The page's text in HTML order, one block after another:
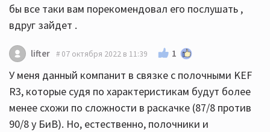
бы все таки вам порекомендовал его послушать ,
вдруг зайдет .
lifter 07 октября 2022 в 11:39 1
У меня данный компанит в связке с полочными KEF
R3, которые судя по характеристикам будут более
менее схожи по сложности в раскачке (87/8 против
90/8 у БиВ). Но, естественно, полочники и